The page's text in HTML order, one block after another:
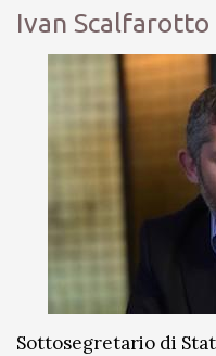
Ivan Scalfarotto
Sottosegretario di